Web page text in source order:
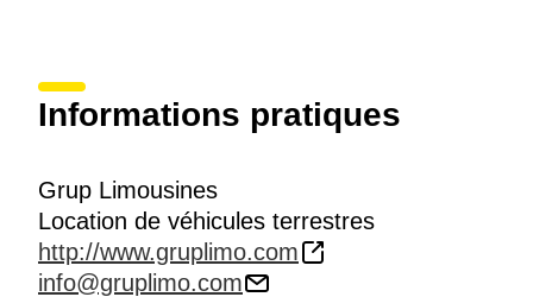
Informations pratiques
Grup Limousines
Location de véhicules terrestres
http://www.gruplimo.com
info@gruplimo.com